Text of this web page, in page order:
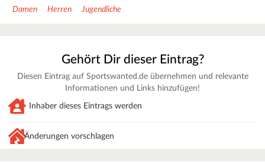
Damen Herren Jugendliche
Gehört Dir dieser Eintrag?
Diesen Eintrag auf Sportswanted.de übernehmen und relevante
Informationen und Links hinzufügen!
Inhaber dieses Eintrags werden
Änderungen vorschlagen